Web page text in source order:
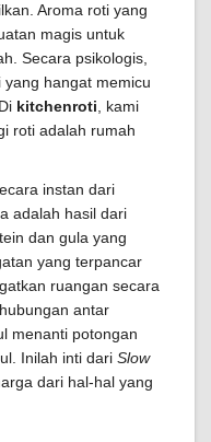
Aroma roti yang
magis untuk
Secara psikologis,
hangat memicu
kitchenroti , kami
roti adalah rumah
instan dari
adalah hasil dari
dan gula yang
yang terpancar
ruangan secara
antar
menanti potongan
Inilah inti dari Slow
dari hal-hal yang